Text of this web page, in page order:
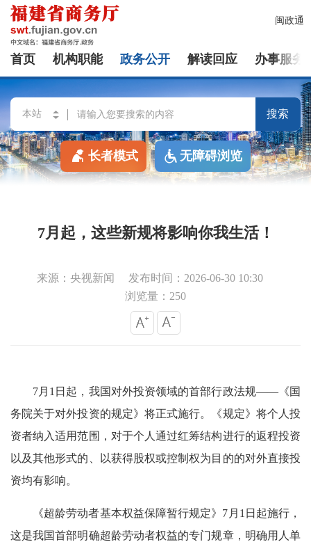
闽政通
首页 机构职能 政务公开 解读回应 办事服务
搜索
长者模式 无障碍浏览
7月起，这些新规将影响你我生活！
来源：央视新闻
发布时间：2026-06-30 10:30
浏览量：250
7月1日起，我国对外投资领域的首部行政法规——《国
务院关于对外投资的规定》将正式施行。《规定》将个人投
资者纳入适用范围，对于个人通过红筹结构进行的返程投资
以及其他形式的、以获得股权或控制权为目的的对外直接投
资均有影响。
《超龄劳动者基本权益保障暂行规定》7月1日起施行，
这是我国首部明确超龄劳动者权益的专门规章，明确用人单